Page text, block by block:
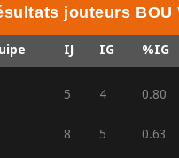
jouteurs BOU
IJ IG %IG
5 4 0.80
8 5 0.63